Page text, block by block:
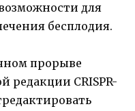
для
бесплодия.
прорыве
редакции CRISPR-